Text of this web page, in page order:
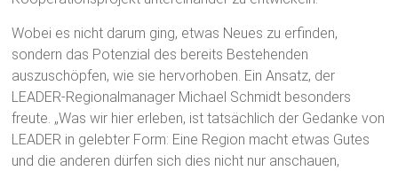
Wobei es nicht darum ging, etwas Neues zu erfinden,
sondern das Potenzial des bereits Bestehenden
auszuschöpfen, wie sie hervorhoben. Ein Ansatz, der
LEADER-Regionalmanager Michael Schmidt besonders
freute. „Was wir hier erleben, ist tatsächlich der Gedanke von
LEADER in gelebter Form: Eine Region macht etwas Gutes
und die anderen dürfen sich dies nicht nur anschauen,